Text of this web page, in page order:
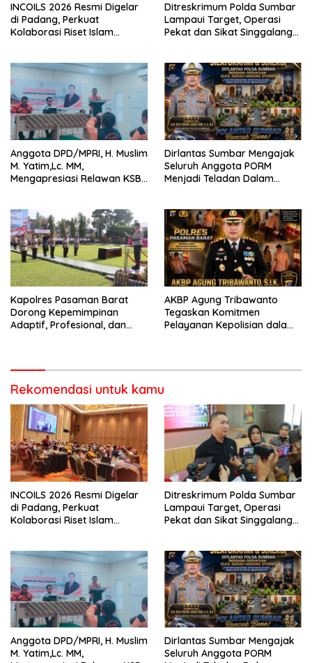
INCOILS 2026 Resmi Digelar
di Padang, Perkuat
Kolaborasi Riset Islam
Ditreskrimum Polda Sumbar
Lampaui Target, Operasi
Pekat dan Sikat Singgalang
Anggota DPD/MPRI, H. Muslim
M. Yatim,Lc. MM,
Mengapresiasi Relawan KSB
Bencana
Dirlantas Sumbar Mengajak
Seluruh Anggota PORM
Menjadi Teladan Dalam
Perlengkapan Keselamatan
Berkendara
Kapolres Pasaman Barat
Dorong Kepemimpinan
Adaptif, Profesional, dan
AKBP Agung Tribawanto
Tegaskan Komitmen
Pelayanan Kepolisian dalam
Rekomendasi untuk kamu
INCOILS 2026 Resmi Digelar
di Padang, Perkuat
Kolaborasi Riset Islam
Ditreskrimum Polda Sumbar
Lampaui Target, Operasi
Pekat dan Sikat Singgalang
Anggota DPD/MPRI, H. Muslim
M. Yatim,Lc. MM,
Dirlantas Sumbar Mengajak
Seluruh Anggota PORM